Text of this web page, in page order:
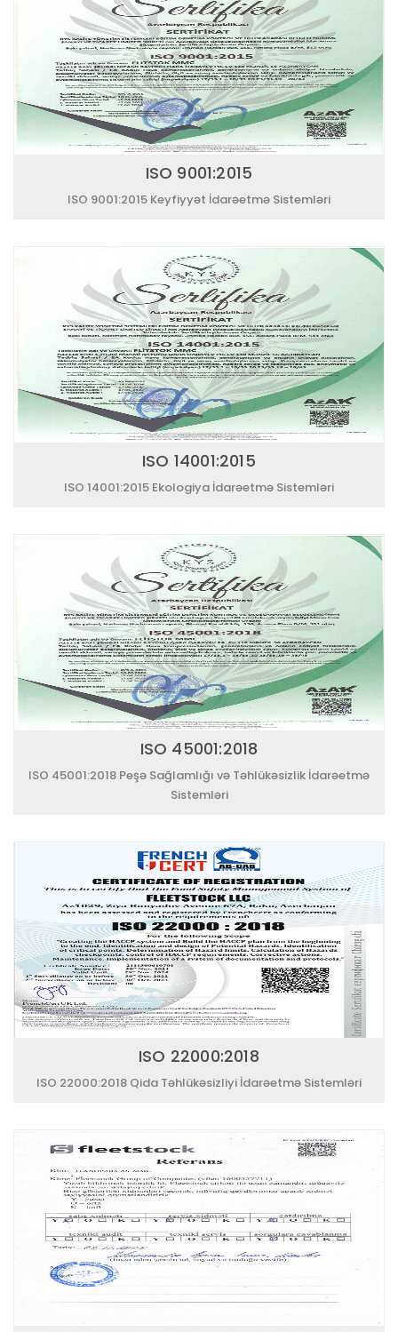
ISO 9001:2015
ISO 9001:2015 Keyfiyyət İdarəetmə Sistemləri
ISO 14001:2015
ISO 14001:2015 Ekologiya İdarəetmə Sistemləri
ISO 45001:2018
ISO 45001:2018 Peşə Sağlamlığı və Təhlükəsizlik İdarəetmə
Sistemləri
ISO 22000:2018
ISO 22000:2018 Qida Təhlükəsizliyi İdarəetmə Sistemləri